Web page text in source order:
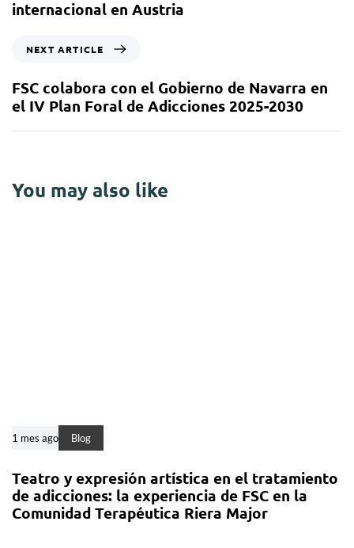
internacional en Austria
NEXT ARTICLE
FSC colabora con el Gobierno de Navarra en
el IV Plan Foral de Adicciones 2025-2030
You may also like
1 mes ago Blog
Teatro y expresión artística en el tratamiento
de adicciones: la experiencia de FSC en la
Comunidad Terapéutica Riera Major